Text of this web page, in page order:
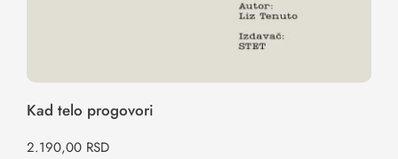
Kad telo progovori
2.190,00 RSD